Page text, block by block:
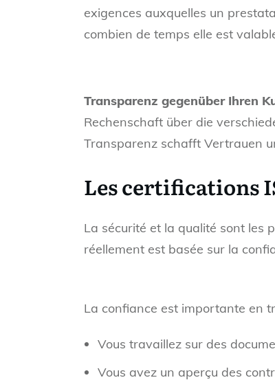
exigences auxquelles un
combien de temps elle est
Transparenz gegenüber Ihren
Rechenschaft über die
Les certifications
La sécurité et la qualité sont les